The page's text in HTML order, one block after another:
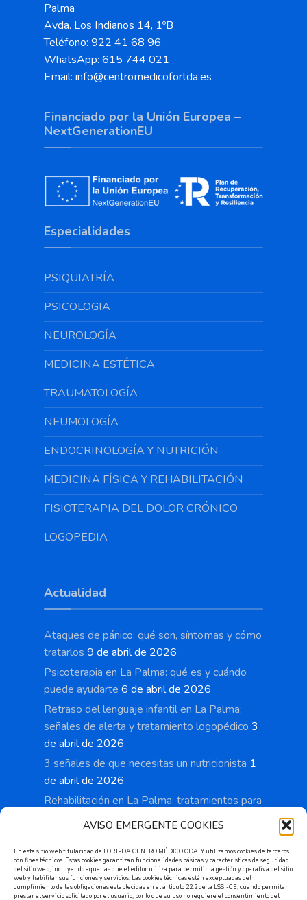
AVISO EMERGENTE COOKIES
En este sitio web titularidad de FORT-DA CENTRO MÉDICO ODALY utilizamos cookies de terceros
con fines técnicos. Estas cookies garantizan funcionalidades básicas y características de seguridad
del sitio web, incluyendo aquellas que el editor utiliza para permitir la gestión y operativa del sitio
web y habilitar sus funciones y servicios. Las cookies técnicas están exceptuadas del
cumplimiento de las obligaciones establecidas en el artículo 22.2 de la LSSI-CE, cuando permitan
prestar el servicio solicitado por el usuario, por lo que su uso no requiere el consentimiento del
Palma
Avda. Los Indianos 14, 1ºB
Teléfono: 922 41 68 96
WhatsApp: 615 744 021
Email: info@centromedicofortda.es
Financiado por la Unión Europea –
NextGenerationEU
Especialidades
PSIQUIATRÍA
PSICOLOGIA
NEUROLOGÍA
MEDICINA ESTÉTICA
TRAUMATOLOGÍA
NEUMOLOGÍA
ENDOCRINOLOGÍA Y NUTRICIÓN
MEDICINA FÍSICA Y REHABILITACIÓN
FISIOTERAPIA DEL DOLOR CRÓNICO
LOGOPEDIA
Actualidad
Ataques de pánico: qué son, síntomas y cómo
tratarlos 9 de abril de 2026
Psicoterapia en La Palma: qué es y cuándo
puede ayudarte 6 de abril de 2026
Retraso del lenguaje infantil en La Palma:
señales de alerta y tratamiento logopédico 3
de abril de 2026
3 señales de que necesitas un nutricionista 1
de abril de 2026
Rehabilitación en La Palma: tratamientos para
recuperar movilidad y reducir el dolor 28 de